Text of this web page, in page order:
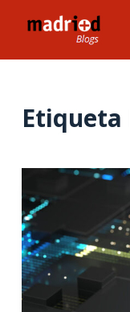
l
o
n
e
n
Etiqueta